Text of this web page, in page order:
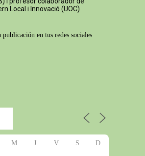
Local i Innovació (UOC)
publicación en tus redes sociales
M J V S D